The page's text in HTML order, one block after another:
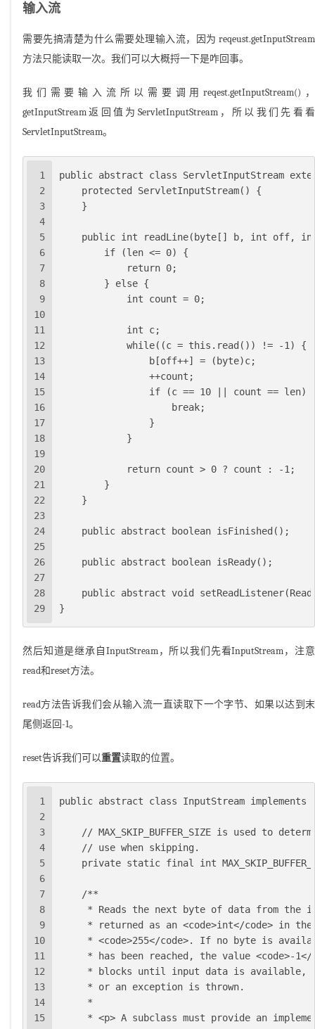
输入流
需要先搞清楚为什么需要处理输入流，因为 reqeust.getInputStream
方法只能读取一次。我们可以大概捋一下是咋回事。
我们需要输入流所以需要调用reqest.getInputStream()，
getInputStream返回值为ServletInputStream，所以我们先看看
ServletInputStream。
1
2
3
4
5
6
7
8
9
10
11
12
13
14
15
16
17
18
19
20
21
22
23
24
25
26
27
28
29
public abstract class ServletInputStream
    protected ServletInputStream() {
    }
public int readLine(byte[] b, int off,
        if (len <= 0) {
            return 0;
        } else {
            int count = 0;
            int c;
            while((c = this.read()) != -1) {
                b[off++] = (byte)c;
                ++count;
if (c == 10 || count == len)
                    break;
                }
            }
            return count > 0 ? count : -1;
        }
    }
    public abstract boolean isFinished();
    public abstract boolean isReady();
public abstract void
}
然后知道是继承自InputStream，所以我们先看InputStream，注意
read和reset方法。
read方法告诉我们会从输入流一直读取下一个字节、如果以达到末
尾侧返回-1。
reset告诉我们可以重置读取的位置。
1
2
3
4
5
6
7
8
9
10
11
12
13
14
15
public abstract class InputStream implements
// MAX_SKIP_BUFFER_SIZE is used to
    // use when skipping.
private static final int
    /**
* Reads the next byte of data from the
* returned as an <code>int</code> in
* <code>255</code>. If no byte is
* has been reached, the value <code>-
* blocks until input data is available,
     * or an exception is thrown.
     *
* <p> A subclass must provide an